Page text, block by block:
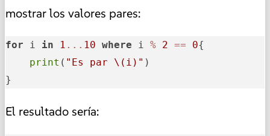
mostrar los valores pares:
for i in 1 ... 10 where i % 2 == 0{
print ( "Es par \(i) " )
}
El resultado sería: